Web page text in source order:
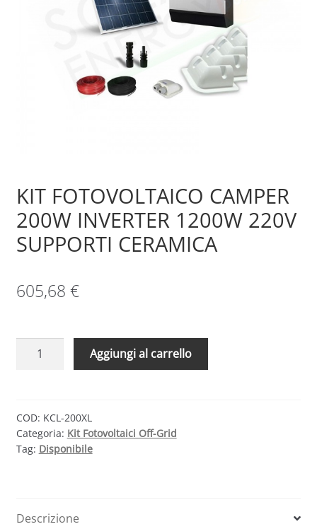
KIT FOTOVOLTAICO CAMPER
200W INVERTER 1200W 220V
SUPPORTI CERAMICA
605,68 €
FOTOVOLTAICO
INVERTER
1200W
220V
Aggiungi al carrello
COD: KCL-200XL
Categoria: Kit Fotovoltaici Off-Grid
Tag: Disponibile
Descrizione